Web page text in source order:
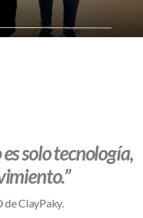
solo tecnología,
de ClayPaky.